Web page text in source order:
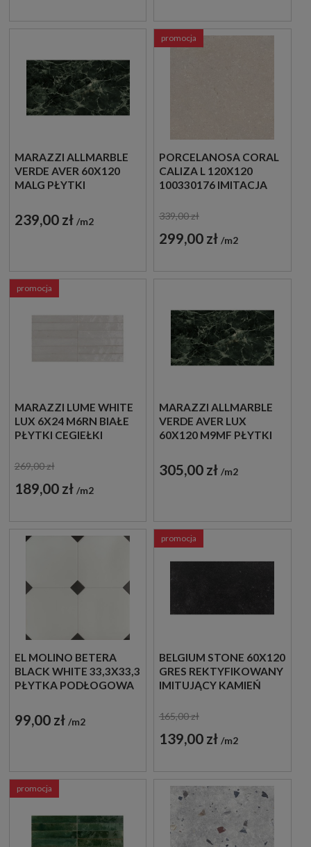
MARAZZI ALLMARBLE
VERDE AVER 60X120
MALG PŁYTKI
GRESOWE
239,00 zł m2
PORCELANOSA CORAL
CALIZA L 120X120
100330176 IMITACJA
339,00 zł
299,00 zł m2
promocja
MARAZZI LUME WHITE
LUX 6X24 M6RN BIAŁE
PŁYTKI CEGIEŁKI
269,00 zł
189,00 zł m2
promocja
MARAZZI ALLMARBLE
VERDE AVER LUX
60X120 M9MF PŁYTKI
GRESOWE
305,00 zł m2
EL MOLINO BETERA
BLACK WHITE 33,3X33,3
PŁYTKA PODŁOGOWA
99,00 zł m2
BELGIUM STONE 60X120
GRES REKTYFIKOWANY
IMITUJĄCY KAMIEŃ
165,00 zł
139,00 zł m2
promocja
promocja